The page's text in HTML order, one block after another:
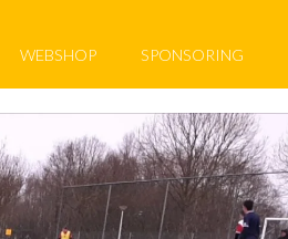
WEBSHOP SPONSORING